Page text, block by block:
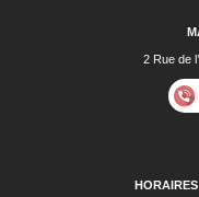
2 Rue de